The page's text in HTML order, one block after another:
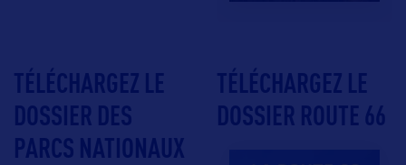
TÉLÉCHARGEZ LE
DOSSIER DES
PARCS NATIONAUX
TÉLÉCHARGEZ LE
DOSSIER ROUTE 66